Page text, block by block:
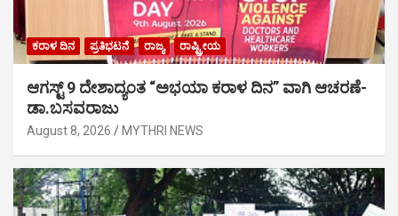
ಕರಾಳ ದಿನ ಪ್ರತಿಭಟನೆ ರಾಜ್ಯ ರಾಷ್ಟ್ರೀಯ
ಆಗಸ್ಟ್ 9 ದೇಶಾದ್ಯಂತ “ಅಭಯಾ ಕರಾಳ ದಿನ” ವಾಗಿ ಆಚರಣೆ-
ಡಾ.ಬಸವರಾಜು
August 8, 2026 MYTHRI NEWS